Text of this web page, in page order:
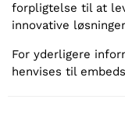
forpligtelse til at
innovative
For yderligere
henvises til